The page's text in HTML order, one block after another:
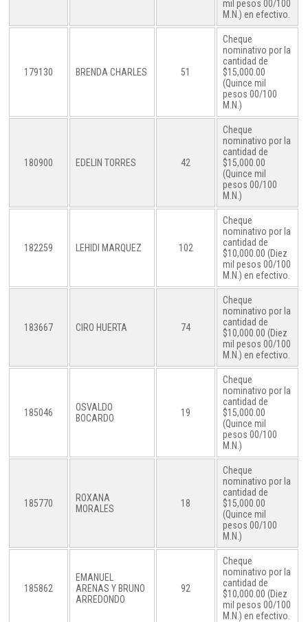
mil pesos 00/100
M.N.) en efectivo.
179130 BRENDA CHARLES 51
Cheque
nominativo por la
cantidad de
$15,000.00
(Quince mil
pesos 00/100
M.N.)
180900 EDELIN TORRES 42
Cheque
nominativo por la
cantidad de
$15,000.00
(Quince mil
pesos 00/100
M.N.)
182259 LEHIDI MARQUEZ 102
Cheque
nominativo por la
cantidad de
$10,000.00 (Diez
mil pesos 00/100
M.N.) en efectivo.
183667 CIRO HUERTA 74
Cheque
nominativo por la
cantidad de
$10,000.00 (Diez
mil pesos 00/100
M.N.) en efectivo.
185046
OSVALDO
BOCARDO
19
Cheque
nominativo por la
cantidad de
$15,000.00
(Quince mil
pesos 00/100
M.N.)
185770
ROXANA
MORALES
18
Cheque
nominativo por la
cantidad de
$15,000.00
(Quince mil
pesos 00/100
M.N.)
185862
EMANUEL
ARENAS Y BRUNO
ARREDONDO
92
Cheque
nominativo por la
cantidad de
$10,000.00 (Diez
mil pesos 00/100
M.N.) en efectivo.